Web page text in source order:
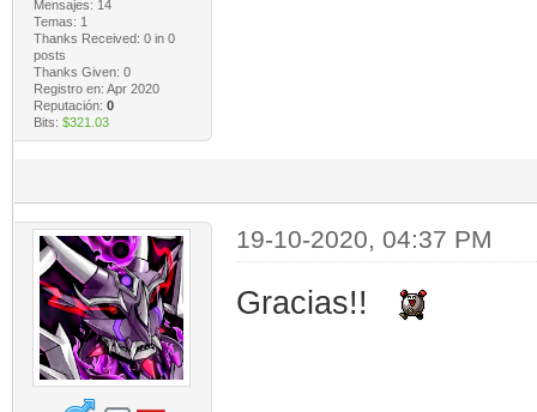
Mensajes: 14
Temas: 1
Thanks Received: 0in 0
posts
Thanks Given: 0
Registro en: Apr 2020
Reputación: 0
Bits: $321.03
19-10-2020, 04:37 PM
Gracias!!